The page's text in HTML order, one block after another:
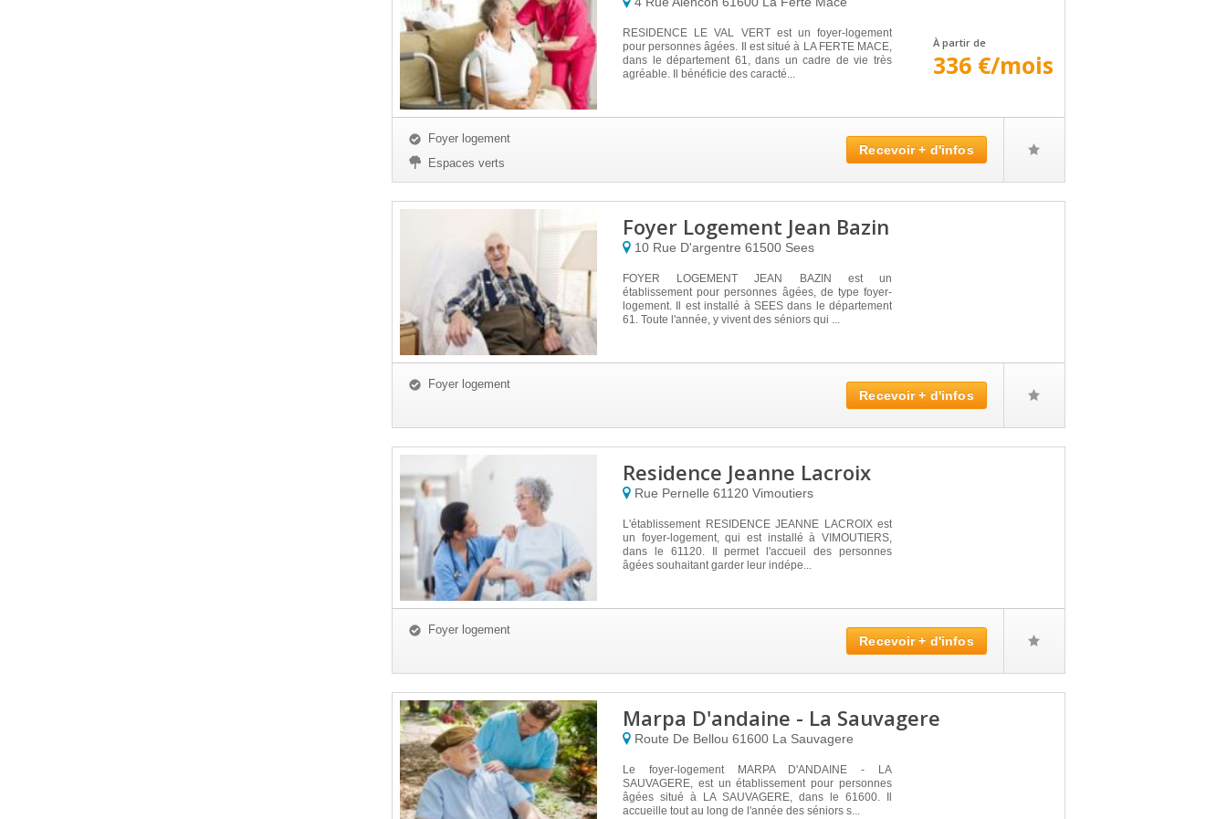
RESIDENCE LE VAL VERT est un foyer-logement
pour personnes âgées. Il est situé à LA FERTE MACE,
dans le département 61, dans un cadre de vie très
agréable. Il bénéficie des caracté...
À partir de
336 €/mois
Foyer logement
Espaces verts
Recevoir + d'infos
Foyer Logement Jean Bazin
10 Rue D'argentre 61500 Sees
FOYER LOGEMENT JEAN BAZIN est un
établissement pour personnes âgées, de type foyer-
logement. Il est installé à SEES dans le département
61. Toute l'année, y vivent des séniors qui ...
Foyer logement
Recevoir + d'infos
Residence Jeanne Lacroix
Rue Pernelle 61120 Vimoutiers
L'établissement RESIDENCE JEANNE LACROIX est
un foyer-logement, qui est installé à VIMOUTIERS,
dans le 61120. Il permet l'accueil des personnes
âgées souhaitant garder leur indépe...
Foyer logement
Recevoir + d'infos
Marpa D'andaine - La Sauvagere
Route De Bellou 61600 La Sauvagere
Le foyer-logement MARPA D'ANDAINE - LA
SAUVAGERE, est un établissement pour personnes
âgées situé à LA SAUVAGERE, dans le 61600. Il
accueille tout au long de l'année des séniors s...